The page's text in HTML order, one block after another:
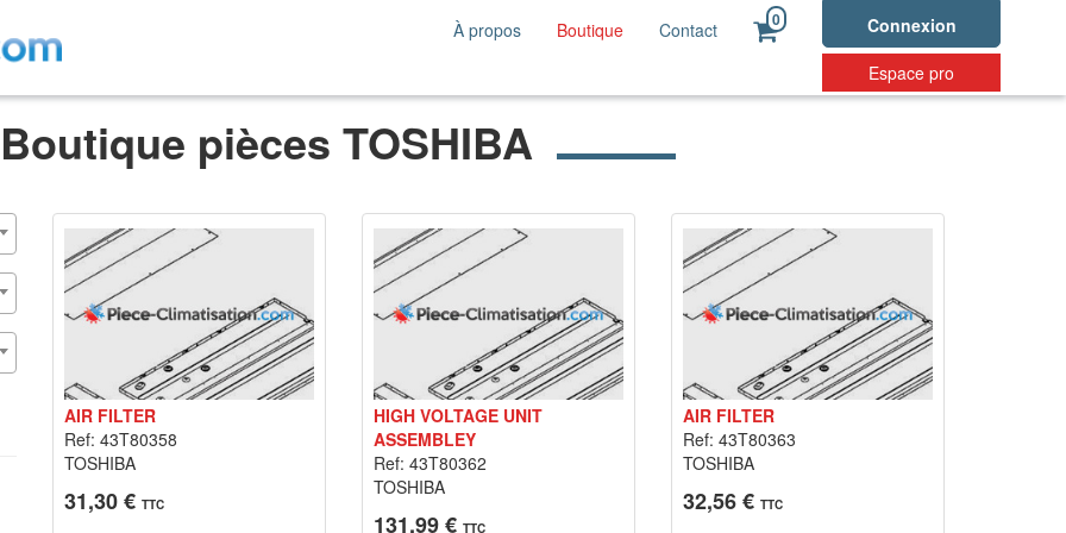
Connexion
Espace pro
À propos Boutique Contact 0
Boutique pièces TOSHIBA
AIR FILTER
Ref: 43T80358
TOSHIBA
31,30 € TTC
HIGH VOLTAGE UNIT
ASSEMBLEY
Ref: 43T80362
TOSHIBA
131,99 € TTC
AIR FILTER
Ref: 43T80363
TOSHIBA
32,56 € TTC